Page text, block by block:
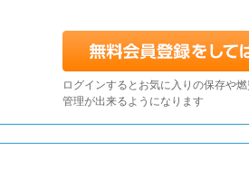
ログインするとお気に入りの保存や
管理が出来るようになります